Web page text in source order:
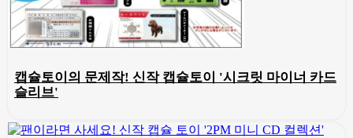
캡슐토이의 문제작! 신작 캡슐토이 '시크릿 마이너 카드
슬리브'